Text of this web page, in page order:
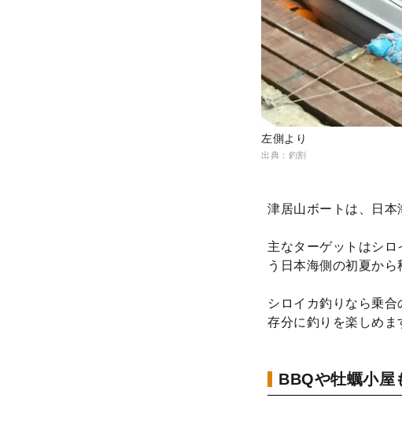
左側より
出典：釣割
津居山ボートは、日本
主なターゲットはシ
う日本海側の初夏から
シロイカ釣りなら乗
存分に釣りを楽しめま
BBQや牡蠣小屋